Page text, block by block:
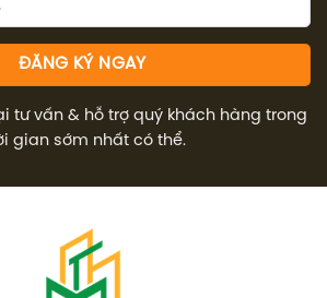
tư vấn & hỗ trợ quý khách hàng trong
gian sớm nhất có thể.